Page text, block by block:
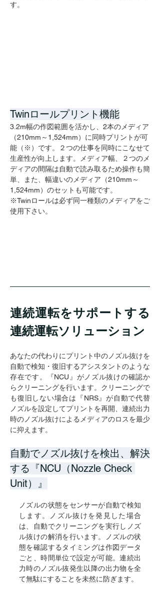
す。
Twinロールプリント機能
3.2m幅の作図範囲を活かし、2本のメディア
（210mm～1,524mm）に同時プリントが可
能（※）です。２つの仕事を同時にこなせて
生産性が向上します。メディア幅、２つのメ
ディアの間隔は自動で読み取るため操作も簡
単、また、幅違いのメディア（210mm～
1,524mm）のセットも可能です。
※Twinロールは必ず同一種類のメディアをご
使用下さい。
連続運転をサポートする
連続運転ソリューション
あなたの代わりにプリント中のノズル抜けを
自動で検知・復旧するアシスタントのような
存在です。『NCU』がノズル抜けの確認か
らクリーニングを行います。クリーニングで
も復旧しない場合は『NRS』が自動で代替
ノズルを設定してプリントを再開、連続出力
時のノズル抜けによるメディアのロスを最少
に抑えます。
自動でノズル抜けを検出、解決
する『NCU（Nozzle Check
Unit）』
ノズルの状態をセンサーが自動で検知
します。ノズル抜けを発見した場合
は、自動でクリーニングを実行しノズ
ル抜けの解消を行います。ノズルの状
態を確認するタイミングは作図データ
ごと、時間単位で設定が可能。連続出
力時のノズル抜発生以降の出力物を全
て無駄にすることを未然に防ぎます。